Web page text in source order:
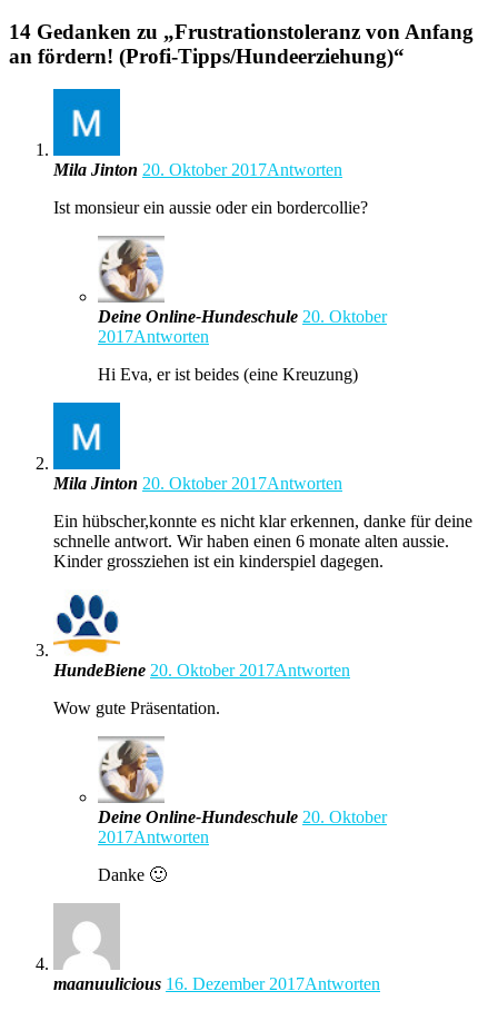
14 Gedanken zu „Frustrationstoleranz von Anfang
an fördern! (Profi-Tipps/Hundeerziehung)“
Mila Jinton 20. Oktober 2017Antworten
Ist monsieur ein aussie oder ein bordercollie?
Deine Online-Hundeschule 20. Oktober
2017Antworten
Hi Eva, er ist beides (eine Kreuzung)
Mila Jinton 20. Oktober 2017Antworten
Ein hübscher,konnte es nicht klar erkennen, danke für deine
schnelle antwort. Wir haben einen 6 monate alten aussie.
Kinder grossziehen ist ein kinderspiel dagegen.
HundeBiene 20. Oktober 2017Antworten
Wow gute Präsentation.
Deine Online-Hundeschule 20. Oktober
2017Antworten
Danke 🙂
maanuulicious 16. Dezember 2017Antworten